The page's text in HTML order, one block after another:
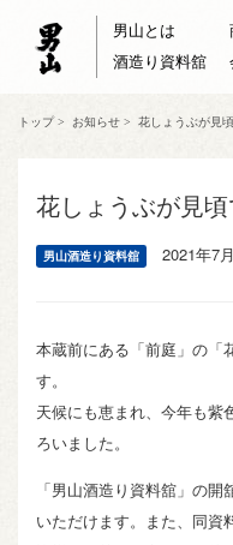
男山とは
酒造り資料舘
トップ> お知らせ > 花しょうぶが見
花しょうぶが見頃
男山酒造り資料舘 2021年7
本蔵前にある「前庭」の「
す。
天候にも恵まれ、今年も紫
ろいました。
「男山酒造り資料舘」の
いただけます。また、同資